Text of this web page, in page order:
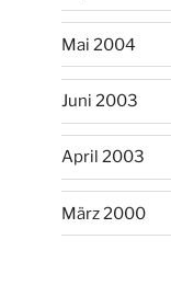
Mai 2004
Juni 2003
April 2003
März 2000